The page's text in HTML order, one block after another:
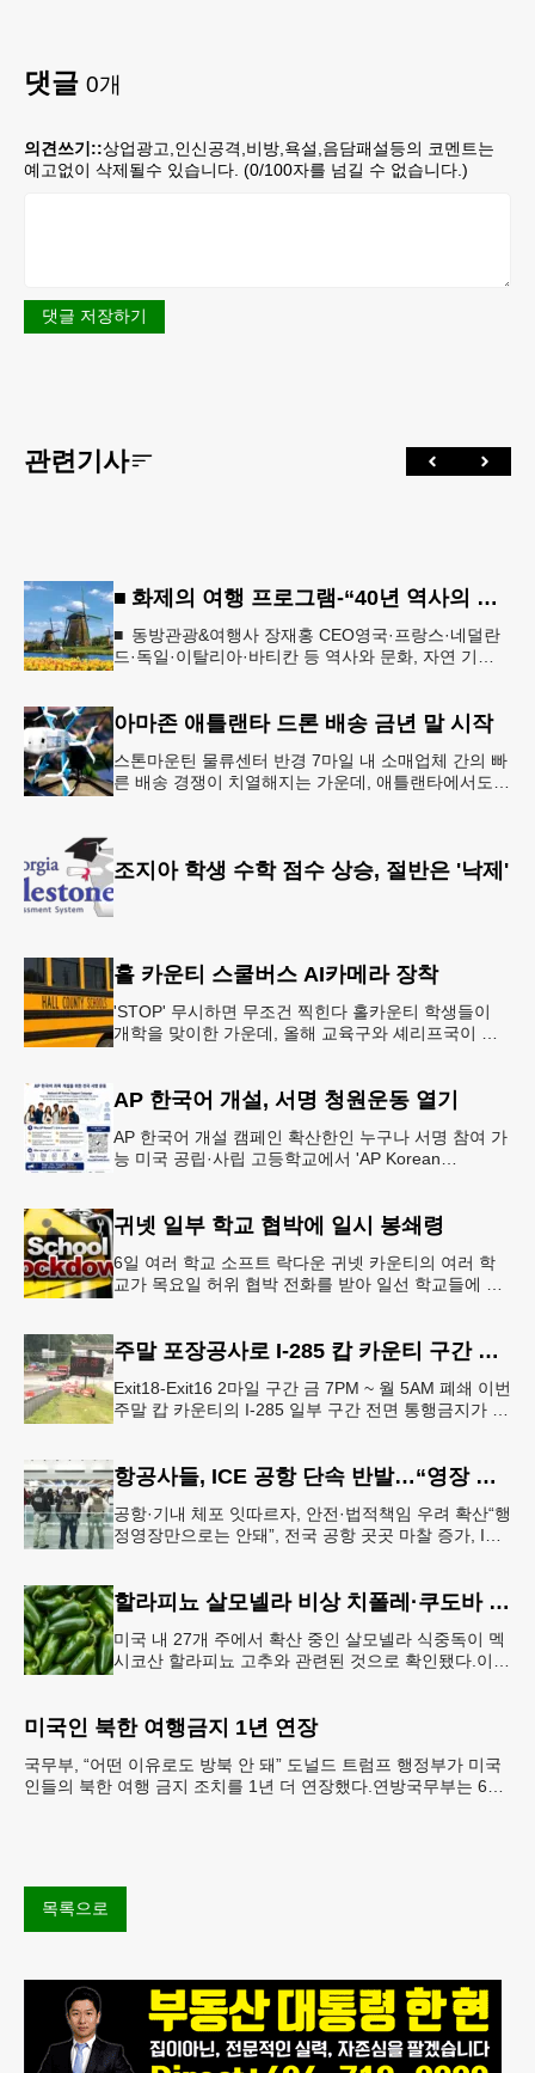
댓글 0개
의견쓰기::상업광고,인신공격,비방,욕설,음담패설등의 코멘트는
예고없이 삭제될수 있습니다. (0/100자를 넘길 수 없습니다.)
댓글 저장하기
관련기사
■ 화제의 여행 프로그램-“40년 역사의 신뢰… 서유럽 8개국 13일 대장정”
■ 동방관광&여행사 장재홍 CEO영국·프랑스·네덜란
드·독일·이탈리아·바티칸 등 역사와 문화, 자연 기
아마존 애틀랜타 드론 배송 금년 말 시작
스톤마운틴 물류센터 반경 7마일 내 소매업체 간의 빠
른 배송 경쟁이 치열해지는 가운데, 애틀랜타에서도
조지아 학생 수학 점수 상승, 절반은 '낙제'
홀 카운티 스쿨버스 AI카메라 장착
'STOP' 무시하면 무조건 찍힌다 홀카운티 학생들이
개학을 맞이한 가운데, 올해 교육구와 셰리프국이 학
AP 한국어 개설, 서명 청원운동 열기
AP 한국어 개설 캠페인 확산한인 누구나 서명 참여 가
능 미국 공립·사립 고등학교에서 'AP Korean
귀넷 일부 학교 협박에 일시 봉쇄령
6일 여러 학교 소프트 락다운 귀넷 카운티의 여러 학
교가 목요일 허위 협박 전화를 받아 일선 학교들에 일
주말 포장공사로 I-285 캅 카운티 구간 통행금지
Exit18-Exit16 2마일 구간 금 7PM ~ 월 5AM 폐쇄 이번
주말 캅 카운티의 I-285 일부 구간 전면 통행금지가 시
항공사들, ICE 공항 단속 반발…“영장 없인 협조 불가”
공항·기내 체포 잇따르자, 안전·법적책임 우려 확산“행
정영장만으로는 안돼”, 전국 공항 곳곳 마찰 증가, ICE
할라피뇨 살모넬라 비상 치폴레·쿠도바 긴급 회수
미국 내 27개 주에서 확산 중인 살모넬라 식중독이 멕
시코산 할라피뇨 고추와 관련된 것으로 확인됐다.이에
미국인 북한 여행금지 1년 연장
국무부, “어떤 이유로도 방북 안 돼” 도널드 트럼프 행정부가 미국
인들의 북한 여행 금지 조치를 1년 더 연장했다.연방국무부는 6일
목록으로